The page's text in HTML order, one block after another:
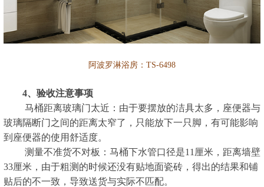
阿波罗淋浴房：TS-6498
4、验收注意事项
马桶距离玻璃门太近：由于要摆放的洁具太多，座便器与
玻璃隔断门之间的距离太窄了，只能放下一只脚，有可能影响
到座便器的使用舒适度。
测量不准货不对板：马桶下水管口径是11厘米，距离墙壁
33厘米，由于粗测的时候还没有贴地面瓷砖，得出的结果和铺
贴后的不一致，导致送货与实际不匹配。